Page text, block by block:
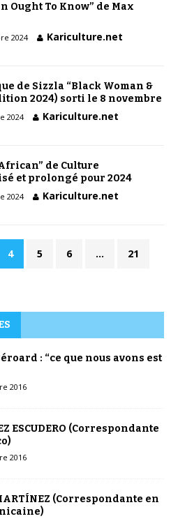
Ought To Know” de Max
2024 Kariculture.net
de Sizzla “Black Woman &
2024) sorti le 8 novembre
2024 Kariculture.net
de Culture
et prolongé pour 2024
2024 Kariculture.net
4 5 6 … 21
: “ce que nous avons est
2016
ESCUDERO (Correspondante
2016
(Correspondante en